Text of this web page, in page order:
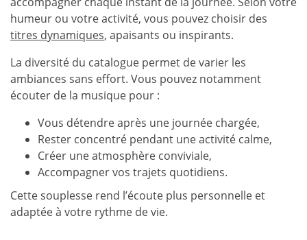
humeur ou votre activité, vous pouvez choisir des
titres dynamiques, apaisants ou inspirants.
La diversité du catalogue permet de varier les
ambiances sans effort. Vous pouvez notamment
écouter de la musique pour :
Vous détendre après une journée chargée,
Rester concentré pendant une activité calme,
Créer une atmosphère conviviale,
Accompagner vos trajets quotidiens.
Cette souplesse rend l’écoute plus personnelle et
adaptée à votre rythme de vie.